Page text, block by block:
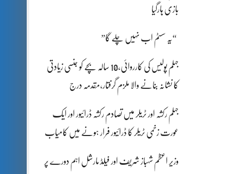
بازی ہارگیا
“یہ سسٹم اب نہیں چلے گا”
جہلم پولیس کی کارروائی،10 سالہ بچے کو جنسی زیادتی
کا نشانہ بنانے والا ملزم گرفتار،مقدمہ درج
جہلم رکشہ اور ٹریلر میں تصادم رکشہ ڈرائیور اور ایک
عورت زخمی ٹریلر کا ڈرائیور فرار ہونے میں کامیاب
وزیر اعظم شہباز شریف اور فیلڈ مارشل اہم دورے پر